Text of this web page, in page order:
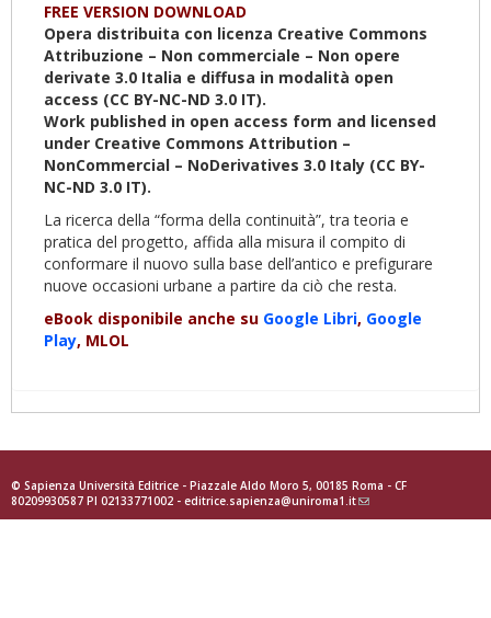
FREE VERSION DOWNLOAD
Opera distribuita con licenza Creative Commons
Attribuzione – Non commerciale – Non opere
derivate 3.0 Italia e diffusa in modalità open
access (CC BY-NC-ND 3.0 IT).
Work published in open access form and licensed
under Creative Commons Attribution –
NonCommercial – NoDerivatives 3.0 Italy (CC BY-
NC-ND 3.0 IT).
La ricerca della “forma della continuità”, tra teoria e
pratica del progetto, affida alla misura il compito di
conformare il nuovo sulla base dell’antico e prefigurare
nuove occasioni urbane a partire da ciò che resta.
eBook disponibile anche su Google Libri, Google
Play, MLOL
© Sapienza Università Editrice - Piazzale Aldo Moro 5, 00185 Roma - CF
80209930587 PI 02133771002 - editrice.sapienza@uniroma1.it(link
sends